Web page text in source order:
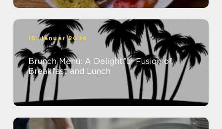
15. januar 2024
Brunch Menu: A Delightful Fusion of
Breakfast and Lunch